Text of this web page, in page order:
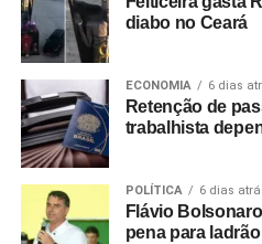
diabo no Ceará
ECONOMIA 6 dias
Retenção de
trabalhista
POLÍTICA 6 dias
Flávio
pena para